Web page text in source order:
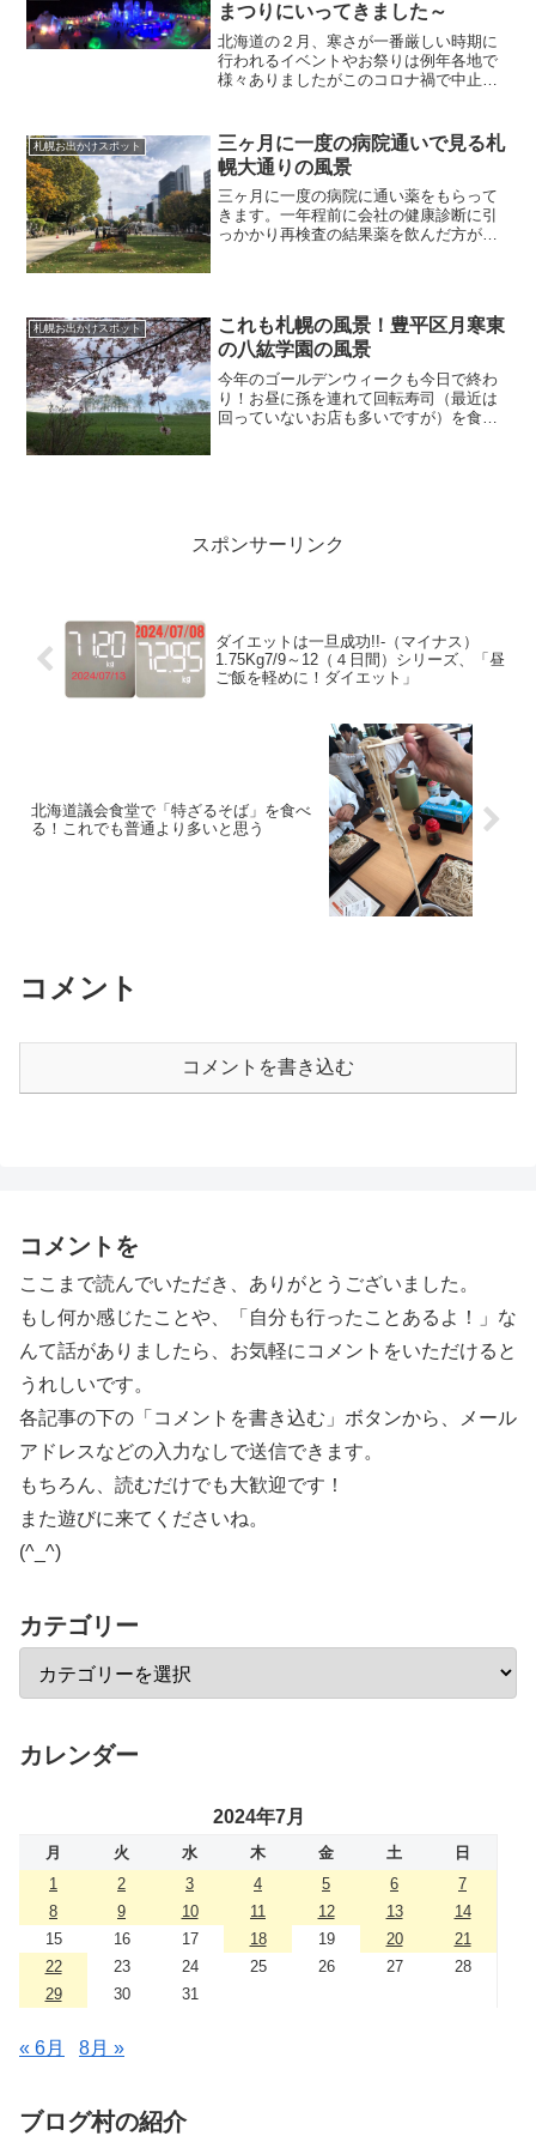
まつりにいってきました～
北海道の２月、寒さが一番厳しい時期に
行われるイベントやお祭りは例年各地で
様々ありましたがこのコロナ禍で中止に
ベントがありました。札幌からだと気軽
に行ってこれる支笏湖で行...
札幌お出かけスポット
三ヶ月に一度の病院通いで見る札
幌大通りの風景
三ヶ月に一度の病院に通い薬をもらって
きます。一年程前に会社の健康診断に引
っかかり再検査の結果薬を飲んだ方が良
札幌お出かけスポット
これも札幌の風景！豊平区月寒東
の八紘学園の風景
今年のゴールデンウィークも今日で終わ
り！お昼に孫を連れて回転寿司（最近は
回っていないお店も多いですが）を食べ
スポンサーリンク
ダイエットは一旦成功!!-（マイナス）
1.75Kg7/9～12（４日間）シリーズ、「昼
ご飯を軽めに！ダイエット」
北海道議会食堂で「特ざるそば」を食べ
る！これでも普通より多いと思う
コメント
コメントを書き込む
コメントを
ここまで読んでいただき、ありがとうございました。
もし何か感じたことや、「自分も行ったことあるよ！」な
んて話がありましたら、お気軽にコメントをいただけると
うれしいです。
各記事の下の「コメントを書き込む」ボタンから、メール
アドレスなどの入力なしで送信できます。
もちろん、読むだけでも大歓迎です！
また遊びに来てくださいね。
(^_^)
カテゴリー
カレンダー
2024年7月
月 火 水 木 金 土
日
1
2 3 4 5 6
7
8
9 10 11 12 13
14
15
16 17 18 19 20
21
22
23 24 25 26 27
28
29
30 31
« 6月 8月 »
ブログ村の紹介